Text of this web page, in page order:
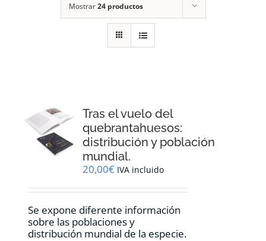
CONTACTO
Mostrar24 productos
Tras el vuelo del
quebrantahuesos:
distribución y población
mundial.
20,00€ IVA incluido
Se expone diferente información
sobre las poblaciones y
distribución mundial de la especie.